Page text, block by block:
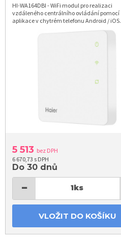
HI-WA164DBI - WiFi modul pro realizaci
vzdáleného centrálního ovládání pomocí
aplikace v chytrém telefonu Android / iOS.
5 513 bez DPH
6 670,73 s DPH
Do 30 dnů
− 1ks
VLOŽIT DO KOŠÍKU